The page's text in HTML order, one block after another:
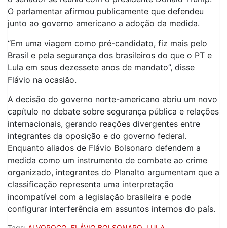
O parlamentar afirmou publicamente que defendeu
junto ao governo americano a adoção da medida.
“Em uma viagem como pré-candidato, fiz mais pelo
Brasil e pela segurança dos brasileiros do que o PT e
Lula em seus dezessete anos de mandato”, disse
Flávio na ocasião.
A decisão do governo norte-americano abriu um novo
capítulo no debate sobre segurança pública e relações
internacionais, gerando reações divergentes entre
integrantes da oposição e do governo federal.
Enquanto aliados de Flávio Bolsonaro defendem a
medida como um instrumento de combate ao crime
organizado, integrantes do Planalto argumentam que a
classificação representa uma interpretação
incompatível com a legislação brasileira e pode
configurar interferência em assuntos internos do país.